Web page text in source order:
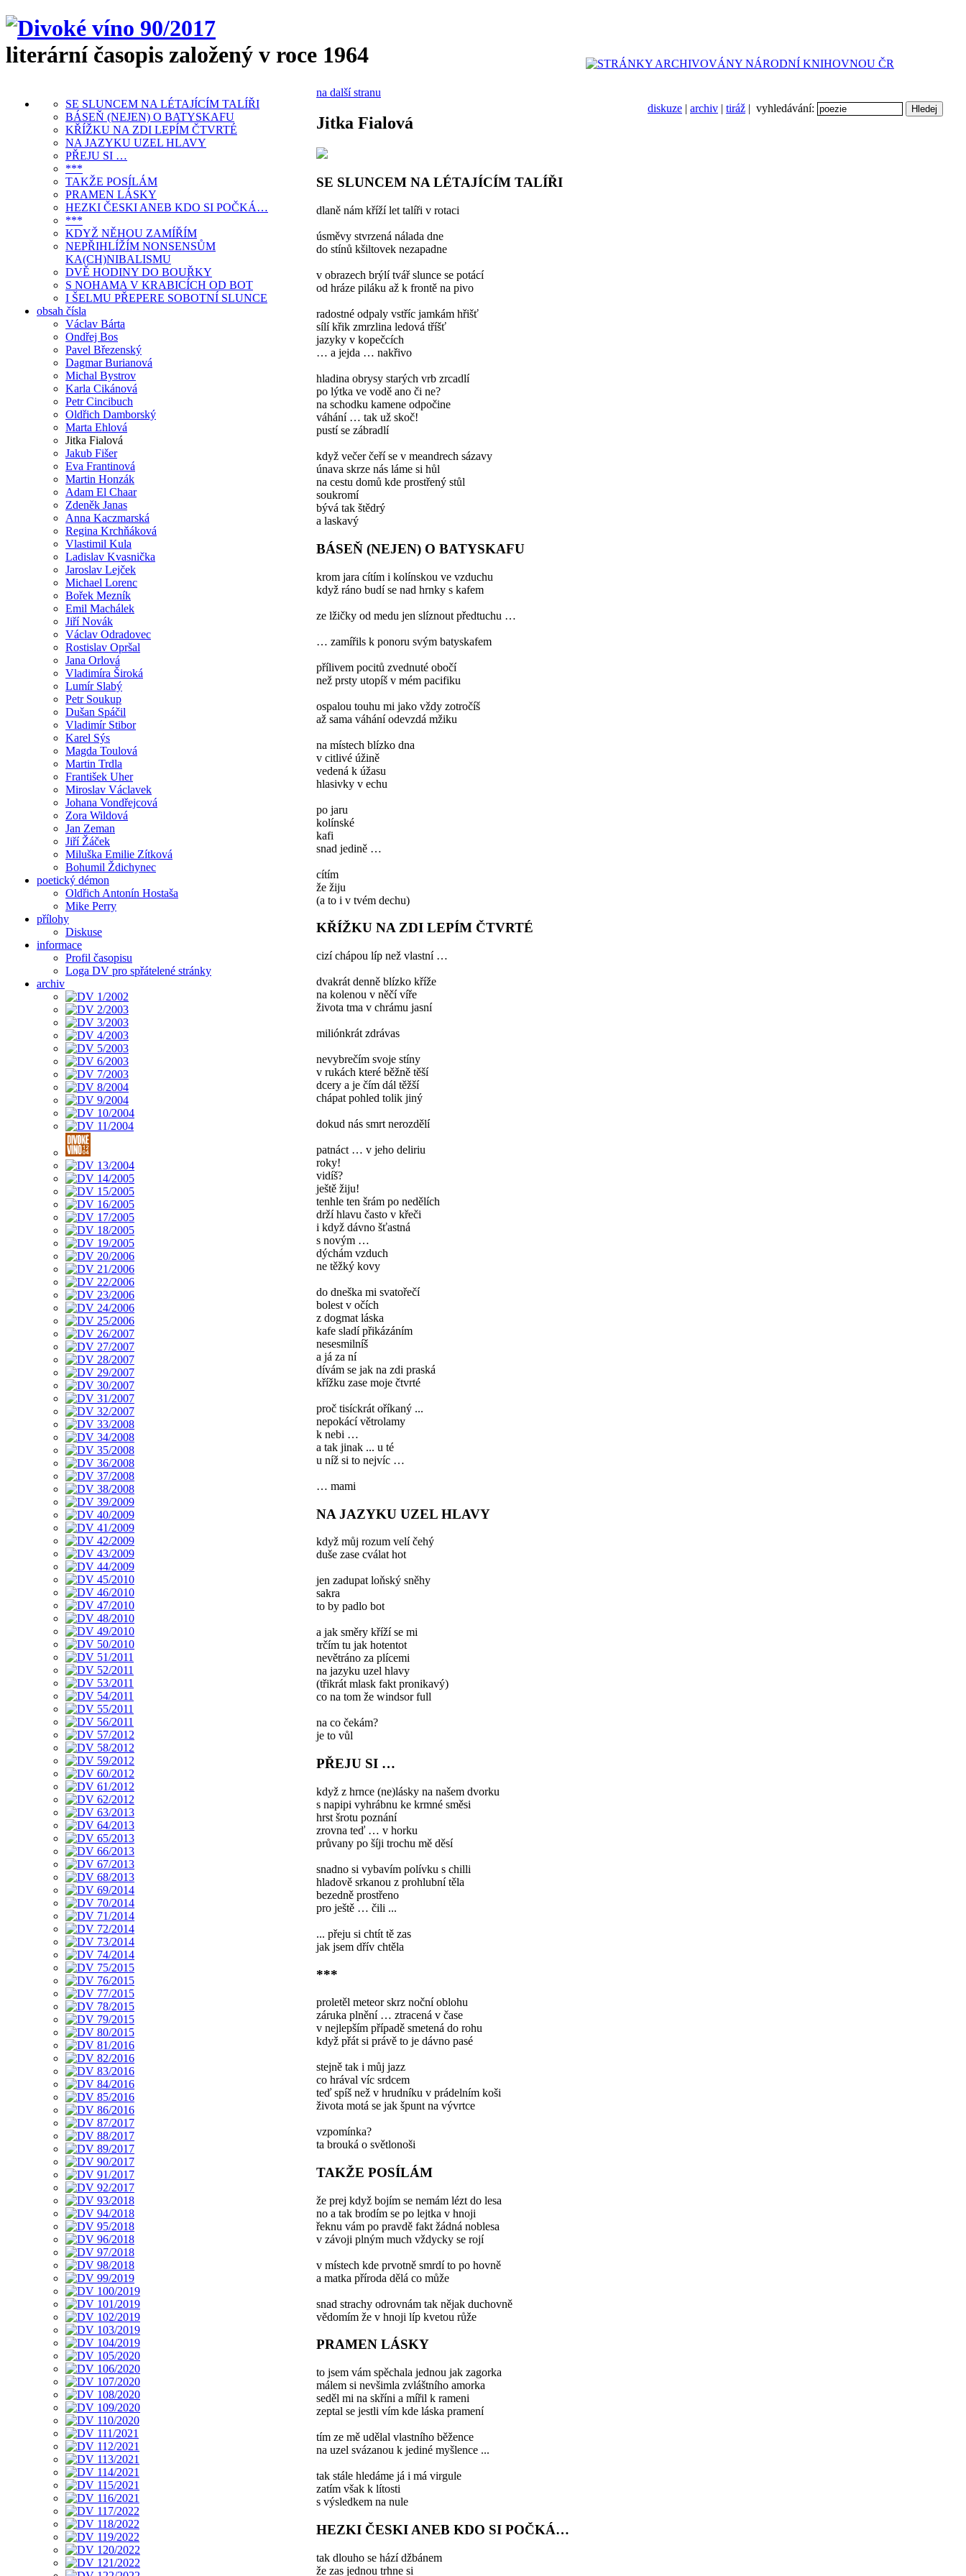
literární časopis založený v roce 1964
diskuze | archiv | tiráž | vyhledávání:
SE SLUNCEM NA LÉTAJÍCÍM TALÍŘI
BÁSEŇ (NEJEN) O BATYSKAFU
KŘÍŽKU NA ZDI LEPÍM ČTVRTÉ
NA JAZYKU UZEL HLAVY
PŘEJU SI …
***
TAKŽE POSÍLÁM
PRAMEN LÁSKY
HEZKI ČESKI ANEB KDO SI POČKÁ…
***
KDYŽ NĚHOU ZAMÍŘÍM
NEPŘIHLÍŽÍM NONSENSŮM
KA(CH)NIBALISMU
DVĚ HODINY DO BOUŘKY
S NOHAMA V KRABICÍCH OD BOT
I ŠELMU PŘEPERE SOBOTNÍ SLUNCE
obsah čísla
Václav Bárta
Ondřej Bos
Pavel Březenský
Dagmar Burianová
Michal Bystrov
Karla Cikánová
Petr Cincibuch
Oldřich Damborský
Marta Ehlová
Jitka Fialová
Jakub Fišer
Eva Frantinová
Martin Honzák
Adam El Chaar
Zdeněk Janas
Anna Kaczmarská
Regina Krchňáková
Vlastimil Kula
Ladislav Kvasnička
Jaroslav Lejček
Michael Lorenc
Bořek Mezník
Emil Machálek
Jiří Novák
Václav Odradovec
Rostislav Opršal
Jana Orlová
Vladimíra Široká
Lumír Slabý
Petr Soukup
Dušan Spáčil
Vladimír Stibor
Karel Sýs
Magda Toulová
Martin Trdla
František Uher
Miroslav Václavek
Johana Vondřejcová
Zora Wildová
Jan Zeman
Jiří Žáček
Miluška Emilie Zítková
Bohumil Ždichynec
poetický démon
Oldřich Antonín Hostaša
Mike Perry
přílohy
Diskuse
informace
Profil časopisu
Loga DV pro spřátelené stránky
archiv
na další stranu
Jitka Fialová
SE SLUNCEM NA LÉTAJÍCÍM TALÍŘI
dlaně nám kříží let talíři v rotaci
úsměvy stvrzená nálada dne
do stínů kšiltovek nezapadne
v obrazech brýlí tvář slunce se potácí
od hráze piláku až k frontě na pivo
radostné odpaly vstříc jamkám hřišť
sílí křik zmrzlina ledová tříšť
jazyky v kopečcích
… a jejda … nakřivo
hladina obrysy starých vrb zrcadlí
po lýtka ve vodě ano či ne?
na schodku kamene odpočine
váhání … tak už skoč!
pustí se zábradlí
když večer čeří se v meandrech sázavy
únava skrze nás láme si hůl
na cestu domů kde prostřený stůl
soukromí
bývá tak štědrý
a laskavý
BÁSEŇ (NEJEN) O BATYSKAFU
krom jara cítím i kolínskou ve vzduchu
když ráno budí se nad hrnky s kafem
ze lžičky od medu jen slíznout předtuchu …
… zamířils k ponoru svým batyskafem
přílivem pocitů zvednuté obočí
než prsty utopíš v mém pacifiku
ospalou touhu mi jako vždy zotročíš
až sama váhání odevzdá mžiku
na místech blízko dna
v citlivé úžině
vedená k úžasu
hlasivky v echu
po jaru
kolínské
kafi
snad jedině …
cítím
že žiju
(a to i v tvém dechu)
KŘÍŽKU NA ZDI LEPÍM ČTVRTÉ
cizí chápou líp než vlastní …
dvakrát denně blízko kříže
na kolenou v něčí víře
života tma v chrámu jasní
miliónkrát zdrávas
nevybrečím svoje stíny
v rukách které běžně těší
dcery a je čím dál těžší
chápat pohled tolik jiný
dokud nás smrt nerozdělí
patnáct … v jeho deliriu
roky!
vidíš?
ještě žiju!
tenhle ten šrám po nedělích
drží hlavu často v křeči
i když dávno šťastná
s novým …
dýchám vzduch
ne těžký kovy
do dneška mi svatořečí
bolest v očích
z dogmat láska
kafe sladí přikázáním
nesesmilníš
a já za ní
dívám se jak na zdi praská
křížku zase moje čtvrté
proč tisíckrát oříkaný ...
nepokácí větrolamy
k nebi …
a tak jinak ... u té
u níž si to nejvíc …
… mami
NA JAZYKU UZEL HLAVY
když můj rozum velí čehý
duše zase cválat hot
jen zadupat loňský sněhy
sakra
to by padlo bot
a jak směry kříží se mi
trčím tu jak hotentot
nevětráno za plícemi
na jazyku uzel hlavy
(třikrát mlask fakt pronikavý)
co na tom že windsor full
na co čekám?
je to vůl
PŘEJU SI …
když z hrnce (ne)lásky na našem dvorku
s napipi vyhrábnu ke krmné směsi
hrst šrotu poznání
zrovna teď … v horku
průvany po šíji trochu mě děsí
snadno si vybavím polívku s chilli
hladově srkanou z prohlubní těla
bezedně prostřeno
pro ještě … čili ...
... přeju si chtít tě zas
jak jsem dřív chtěla
***
proletěl meteor skrz noční oblohu
záruka plnění … ztracená v čase
v nejlepším případě smetená do rohu
když přát si právě to je dávno pasé
stejně tak i můj jazz
co hrával víc srdcem
teď spíš než v hrudníku v prádelním koši
života motá se jak špunt na vývrtce
vzpomínka?
ta brouká o světlonoši
TAKŽE POSÍLÁM
že prej když bojím se nemám lézt do lesa
no a tak brodím se po lejtka v hnoji
řeknu vám po pravdě fakt žádná noblesa
v závoji plným much vždycky se rojí
v místech kde prvotně smrdí to po hovně
a matka příroda dělá co může
snad strachy odrovnám tak nějak duchovně
vědomím že v hnoji líp kvetou růže
PRAMEN LÁSKY
to jsem vám spěchala jednou jak zagorka
málem si nevšimla zvláštního amorka
seděl mi na skříni a mířil k rameni
zeptal se jestli vím kde láska pramení
tím ze mě udělal vlastního běžence
na uzel svázanou k jediné myšlence ...
tak stále hledáme já i má virgule
zatím však k lítosti
s výsledkem na nule
HEZKI ČESKI ANEB KDO SI POČKÁ…
tak dlouho se hází džbánem
že zas jednou trhne si